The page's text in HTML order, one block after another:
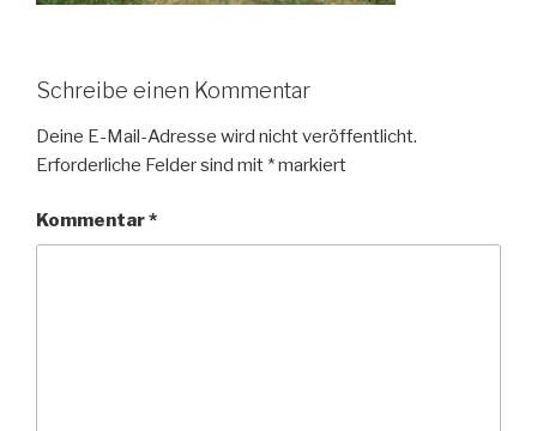
Schreibe einen Kommentar
Deine E-Mail-Adresse wird nicht veröffentlicht.
Erforderliche Felder sind mit *markiert
Kommentar*